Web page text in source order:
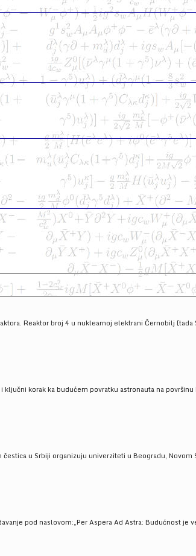
Reaktor broj 4 u nuklearnoj elektrani Černobilj
korak ka budućem povratku astronauta na
u Srbiji organizuju univerziteti u Beogradu, Novom
pod naslovom:„Per Aspera Ad Astra: Budućnost je